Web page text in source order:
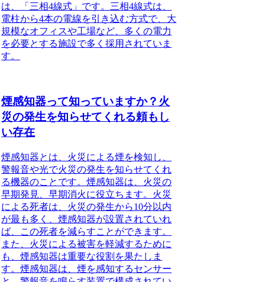
は、「三相4線式」です。三相4線式は、
電柱から4本の電線を引き込む方式で、大
規模なオフィスや工場など、多くの電力
を必要とする施設で多く採用されていま
す。
煙感知器って知っていますか？火
災の発生を知らせてくれる頼もし
い存在
煙感知器とは、火災による煙を検知し、
警報音や光で火災の発生を知らせてくれ
る機器のことです。煙感知器は、火災の
早期発見、早期消火に役立ちます。火災
による死者は、火災の発生から10分以内
が最も多く、煙感知器が設置されていれ
ば、この死者を減らすことができます。
また、火災による被害を軽減するために
も、煙感知器は重要な役割を果たしま
す。煙感知器は、煙を感知するセンサー